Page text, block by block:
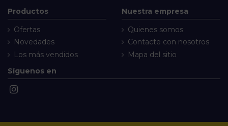
Productos
Ofertas
Novedades
Los más vendidos
Nuestra empresa
Quienes somos
Contacte con nosotros
Mapa del sitio
Síguenos en